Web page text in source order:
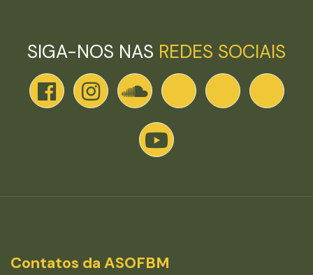
SIGA-NOS NAS REDES SOCIAIS
Contatos da ASOFBM